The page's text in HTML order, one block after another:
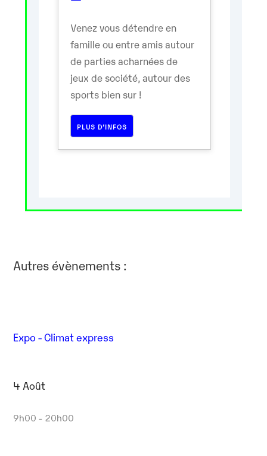
Venez vous détendre en
famille ou entre amis autour
de parties acharnées de
jeux de société, autour des
sports bien sur !
PLUS D’INFOS
Autres évènements :
Expo - Climat express
4 Août
9h00 - 20h00